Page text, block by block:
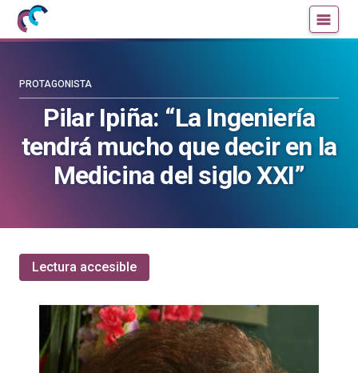
Mujeres
con
Cultura
Científica
blog
Cultura
Científica
Pilar Ipiña: “La Ingeniería
tendrá mucho que decir en la
Medicina del siglo XXI”
PROTAGONISTA
Lectura accesible